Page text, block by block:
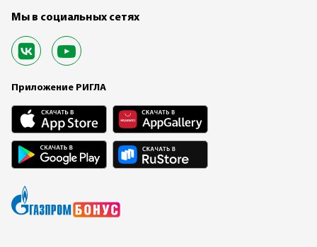
Мы в социальных сетях
Приложение РИГЛА